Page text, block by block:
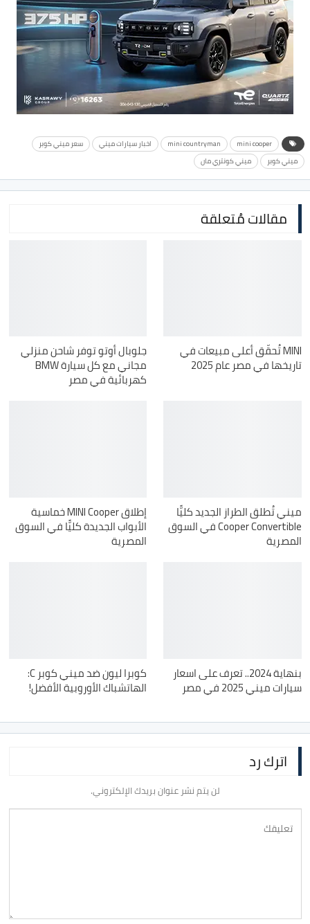
mini cooper
mini countryman اخبار سيارات ميني
سعر ميني كوبر
ميني كوبر
ميني كونتري مان
مقالات مُتعلقة
MINI تُحقّق أعلى مبيعات في
تاريخها في مصر عام 2025
جلوبال أوتو توفر شاحن منزلي
مجاني مع كل سيارة BMW
كهربائية في مصر
ميني تُطلق الطراز الجديد كليًّا
Cooper Convertible في السوق
المصرية
إطلاق MINI Cooper خماسية
الأبواب الجديدة كليًّا في السوق
المصرية
بنهاية 2024.. تعرف على اسعار
سيارات ميني 2025 في مصر
كوبرا ليون ضد ميني كوبر C:
الهاتشباك الأوروبية الأفضل!
اترك رد
لن يتم نشر عنوان بريدك الإلكتروني.